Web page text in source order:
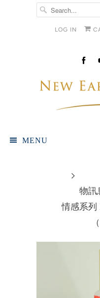
LOG IN
MENU
物訊
情感系列